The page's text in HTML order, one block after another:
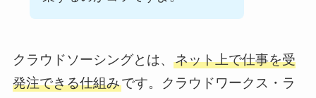
クラウドソーシングとは、 ネット上で仕事を受
発注できる仕組みです。クラウドワークス・ラ